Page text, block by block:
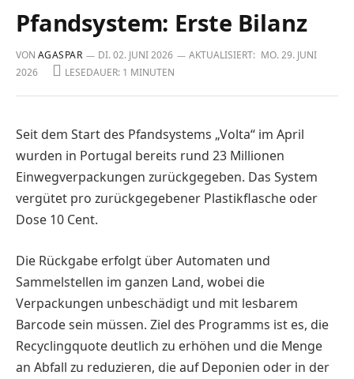
Pfandsystem: Erste Bilanz
VON AGASPAR DI. 02. JUNI 2026 AKTUALISIERT: MO. 29. JUNI
2026
LESEDAUER: 1 MINUTEN
Seit dem Start des Pfandsystems „Volta“ im April
wurden in Portugal bereits rund 23 Millionen
Einwegverpackungen zurückgegeben. Das System
vergütet pro zurückgegebener Plastikflasche oder
Dose 10 Cent.
Die Rückgabe erfolgt über Automaten und
Sammelstellen im ganzen Land, wobei die
Verpackungen unbeschädigt und mit lesbarem
Barcode sein müssen. Ziel des Programms ist es, die
Recyclingquote deutlich zu erhöhen und die Menge
an Abfall zu reduzieren, die auf Deponien oder in der